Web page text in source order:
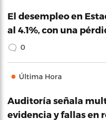
El desempleo en
al 4.1%, con una
0
Última Hora
Auditoría señala
evidencia y fallas en